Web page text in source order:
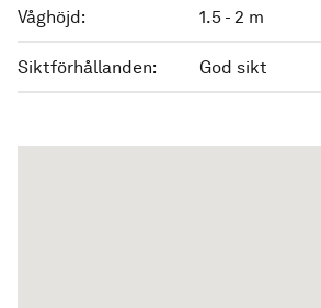
Våghöjd: 1.5 - 2 m
Siktförhållanden: God sikt